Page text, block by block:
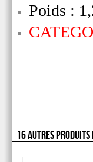
Poids :
16 AUTRES